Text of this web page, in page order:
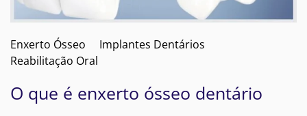
Enxerto Ósseo
Implantes Dentários
Reabilitação Oral
O que é enxerto ósseo dentário